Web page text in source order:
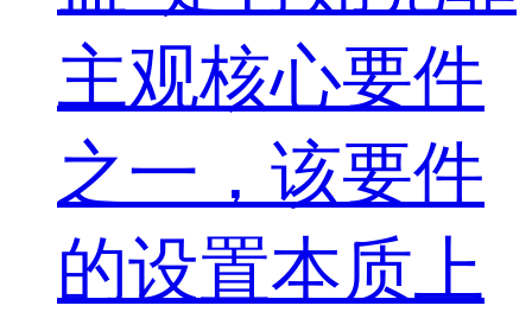
主观核心要件
之一，该要件
的设置本质上